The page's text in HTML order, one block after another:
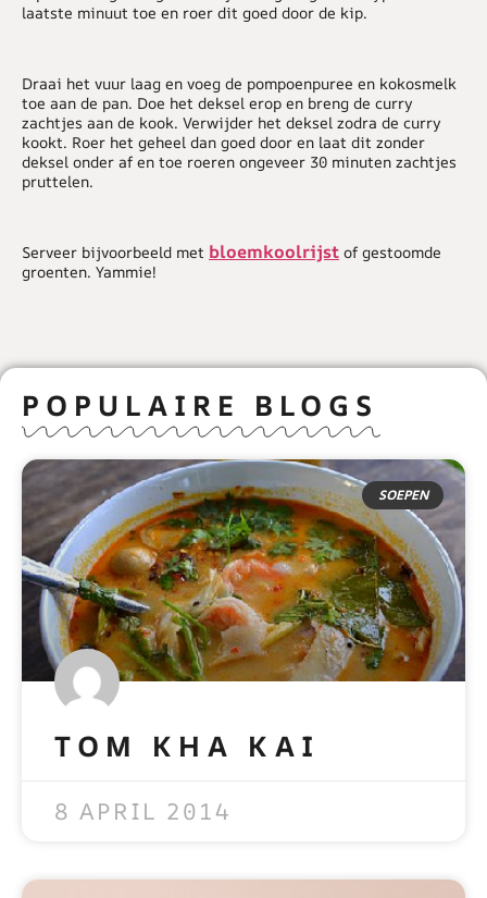
laatste minuut toe en roer dit goed door de kip.
Draai het vuur laag en voeg de pompoenpuree en kokosmelk
toe aan de pan. Doe het deksel erop en breng de curry
zachtjes aan de kook. Verwijder het deksel zodra de curry
kookt. Roer het geheel dan goed door en laat dit zonder
deksel onder af en toe roeren ongeveer 30 minuten zachtjes
pruttelen.
Serveer bijvoorbeeld met bloemkoolrijst of gestoomde
groenten. Yammie!
POPULAIRE BLOGS
SOEPEN
TOM KHA KAI
8 APRIL 2014